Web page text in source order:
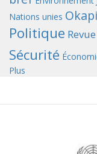
Nations unies
Politique
Sécurité
Plus